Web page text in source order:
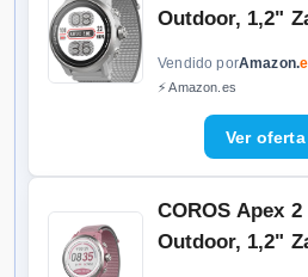
Outdoor, 1,2"
muñeca, Mapas
Frecuencia
sueño, Carrera,
Gris
Vendido porAmazon.
⚡ Amazon.es
COROS Apex
Outdoor, 1,2"